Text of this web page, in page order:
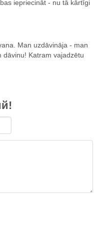
iepriecināt - nu tā kārtīgi
Man uzdāvināja - man
dāvinu! Katram vajadzētu